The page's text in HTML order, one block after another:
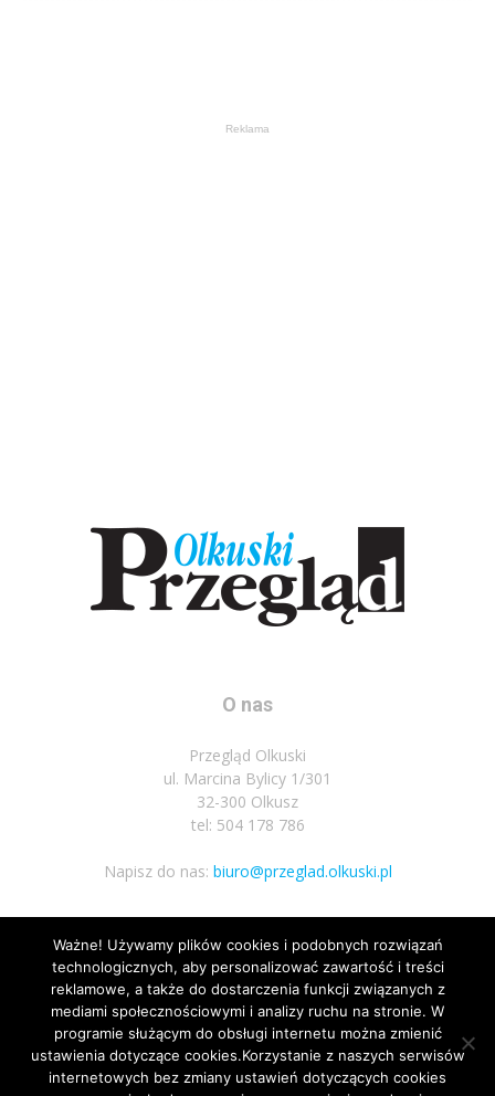
Reklama
O nas
Przegląd Olkuski
ul. Marcina Bylicy 1/301
32-300 Olkusz
tel: 504 178 786
Napisz do nas: biuro@przeglad.olkuski.pl
Podążaj za nami
Ważne! Używamy plików cookies i podobnych rozwiązań
technologicznych, aby personalizować zawartość i treści
reklamowe, a także do dostarczenia funkcji związanych z
mediami społecznościowymi i analizy ruchu na stronie. W
programie służącym do obsługi internetu można zmienić
ustawienia dotyczące cookies.Korzystanie z naszych serwisów
internetowych bez zmiany ustawień dotyczących cookies